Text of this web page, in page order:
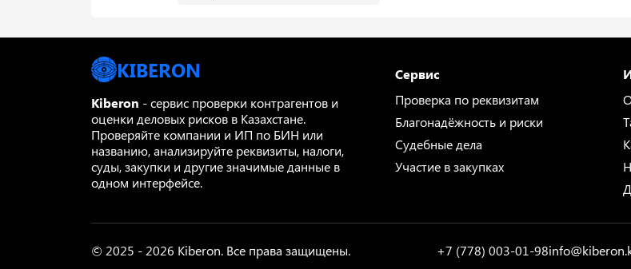
KIBERON
Kiberon - сервис проверки контрагентов и
оценки деловых рисков в Казахстане.
Проверяйте компании и ИП по БИН или
названию, анализируйте реквизиты, налоги,
суды, закупки и другие значимые данные в
одном интерфейсе.
Сервис
Проверка по реквизитам
Благонадёжность и риски
Судебные дела
Участие в закупках
© 2025 - 2026 Kiberon. Все права защищены. +7 (778) 003-01-98